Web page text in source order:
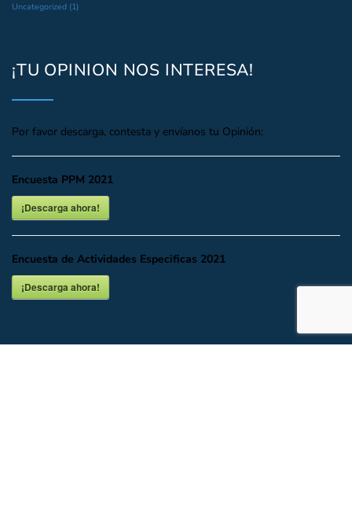
Uncategorized (1)
¡TU OPINION NOS INTERESA!
Por favor descarga, contesta y envíanos tu Opinión:
Encuesta PPM 2021
¡Descarga ahora!
Encuesta de Actividades Especificas 2021
¡Descarga ahora!